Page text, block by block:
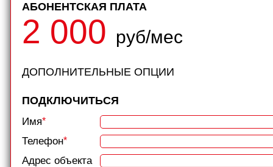
АБОНЕНТСКАЯ ПЛАТА
2 000 руб/мес
ДОПОЛНИТЕЛЬНЫЕ ОПЦИИ
ПОДКЛЮЧИТЬСЯ
Имя*
Телефон*
Адрес объекта